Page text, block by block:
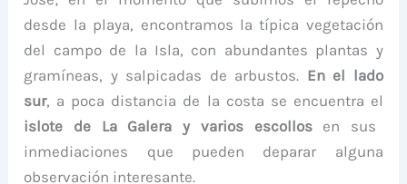
desde la playa, encontramos la típica vegetación
del campo de la Isla, con abundantes plantas y
gramíneas, y salpicadas de arbustos. En el lado
sur, a poca distancia de la costa se encuentra el
islote de La Galera y varios escollosen sus
inmediaciones que pueden deparar alguna
observación interesante.